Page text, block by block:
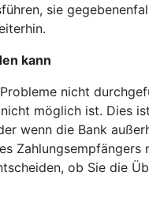
sie
kann
nicht
möglich ist. Dies
wenn die Bank
ob Sie die